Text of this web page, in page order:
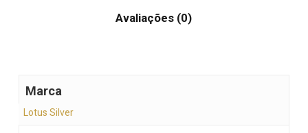
Avaliações (0)
Marca
Lotus Silver